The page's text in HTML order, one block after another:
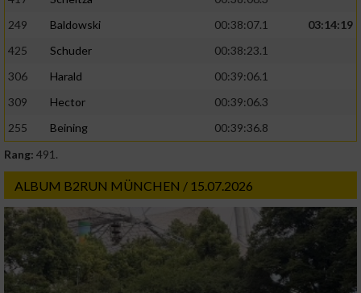
249
Baldowski 00:38:07.1
03:14:19
425
Schuder
00:38:23.1
306
Harald
00:39:06.1
309
Hector
00:39:06.3
255
Beining
00:39:36.8
Rang: 491.
ALBUM B2RUN MÜNCHEN / 15.07.2026
Erstellung von Profilen zur Personalisierung
Verwendung von Profilen zur Auswahl
Messung der Werbeleistung
Messung der Performance von Inhalten
Analyse von Zielgruppen durch Statistiken
oder Kombinationen von Daten aus
verschiedenen Quellen
Entwicklung und Verbesserung der Angebote